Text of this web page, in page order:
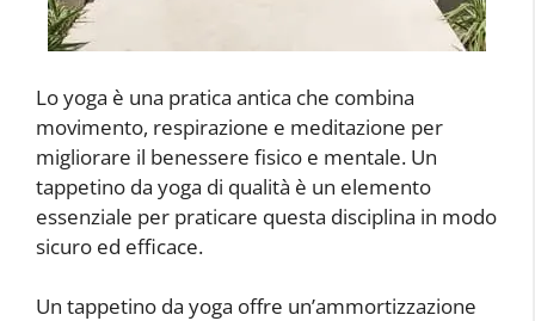
Lo yoga è una pratica antica che combina
movimento, respirazione e meditazione per
migliorare il benessere fisico e mentale. Un
tappetino da yoga di qualità è un elemento
essenziale per praticare questa disciplina in modo
sicuro ed efficace.
Un tappetino da yoga offre un’ammortizzazione